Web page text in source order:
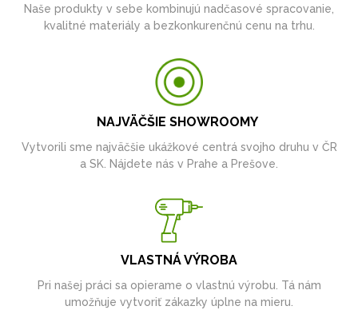
Naše produkty v sebe kombinujú nadčasové spracovanie,
kvalitné materiály a bezkonkurenčnú cenu na trhu.
NAJVÄČŠIE SHOWROOMY
Vytvorili sme najväčšie ukážkové centrá svojho druhu v ČR
a SK. Nájdete nás v Prahe a Prešove.
VLASTNÁ VÝROBA
Pri našej práci sa opierame o vlastnú výrobu. Tá nám
umožňuje vytvoriť zákazky úplne na mieru.